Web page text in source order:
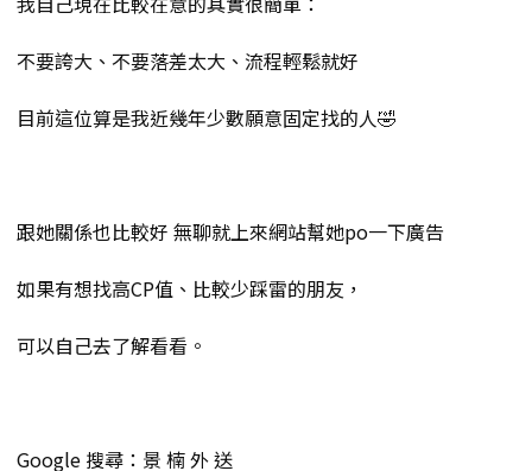
不要誇大、不要落差太大、流程輕鬆就好
目前這位算是我近幾年少數願意固定找的人🤣
跟她關係也比較好 無聊就上來網站幫她po一下廣告
如果有想找高CP值、比較少踩雷的朋友，
可以自己去了解看看。
Google 搜尋：景 楠 外 送